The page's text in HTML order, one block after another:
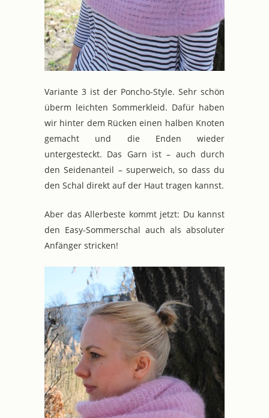
Variante 3 ist der Poncho-Style. Sehr schön
überm leichten Sommerkleid. Dafür haben
wir hinter dem Rücken einen halben Knoten
gemacht und die Enden wieder
untergesteckt. Das Garn ist – auch durch
den Seidenanteil – superweich, so dass du
den Schal direkt auf der Haut tragen kannst.
Aber das Allerbeste kommt jetzt: Du kannst
den Easy-Sommerschal auch als absoluter
Anfänger stricken!